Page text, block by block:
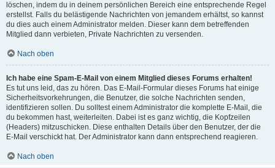
löschen, indem du in deinem persönlichen Bereich eine entsprechende Regel
erstellst. Falls du belästigende Nachrichten von jemandem erhältst, so kannst
du dies auch einem Administrator melden. Dieser kann dem betreffenden
Mitglied dann verbieten, Private Nachrichten zu versenden.
Nach oben
Ich habe eine Spam-E-Mail von einem Mitglied dieses Forums erhalten!
Es tut uns leid, das zu hören. Das E-Mail-Formular dieses Forums hat einige
Sicherheitsvorkehrungen, die Benutzer, die solche Nachrichten senden,
identifizieren sollen. Du solltest einem Administrator die komplette E-Mail, die
du bekommen hast, weiterleiten. Dabei ist es ganz wichtig, die Kopfzeilen
(Headers) mitzuschicken. Diese enthalten Details über den Benutzer, der die
E-Mail verschickt hat. Der Administrator kann dann entsprechend reagieren.
Nach oben